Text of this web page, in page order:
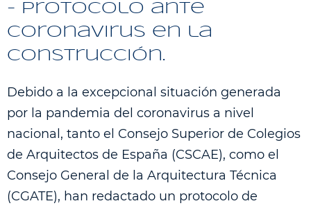
- Protocolo ante
coronavirus en la
construcción.
Debido a la excepcional situación generada
por la pandemia del coronavirus a nivel
nacional, tanto el Consejo Superior de Colegios
de Arquitectos de España (CSCAE), como el
Consejo General de la Arquitectura Técnica
(CGATE), han redactado un protocolo de